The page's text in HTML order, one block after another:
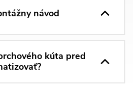
návod
kúta pred